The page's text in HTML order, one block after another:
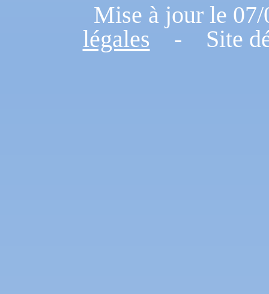
Mise à jour le
légales - Site